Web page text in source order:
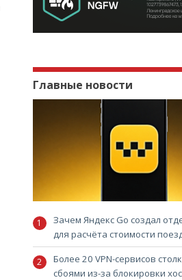
Главные новости
Зачем Яндекс Go создал
для расчёта стоимости
Более 20 VPN-сервисов
сбоями из-за блокировки